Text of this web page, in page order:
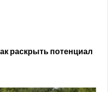
раскрыть потенциал